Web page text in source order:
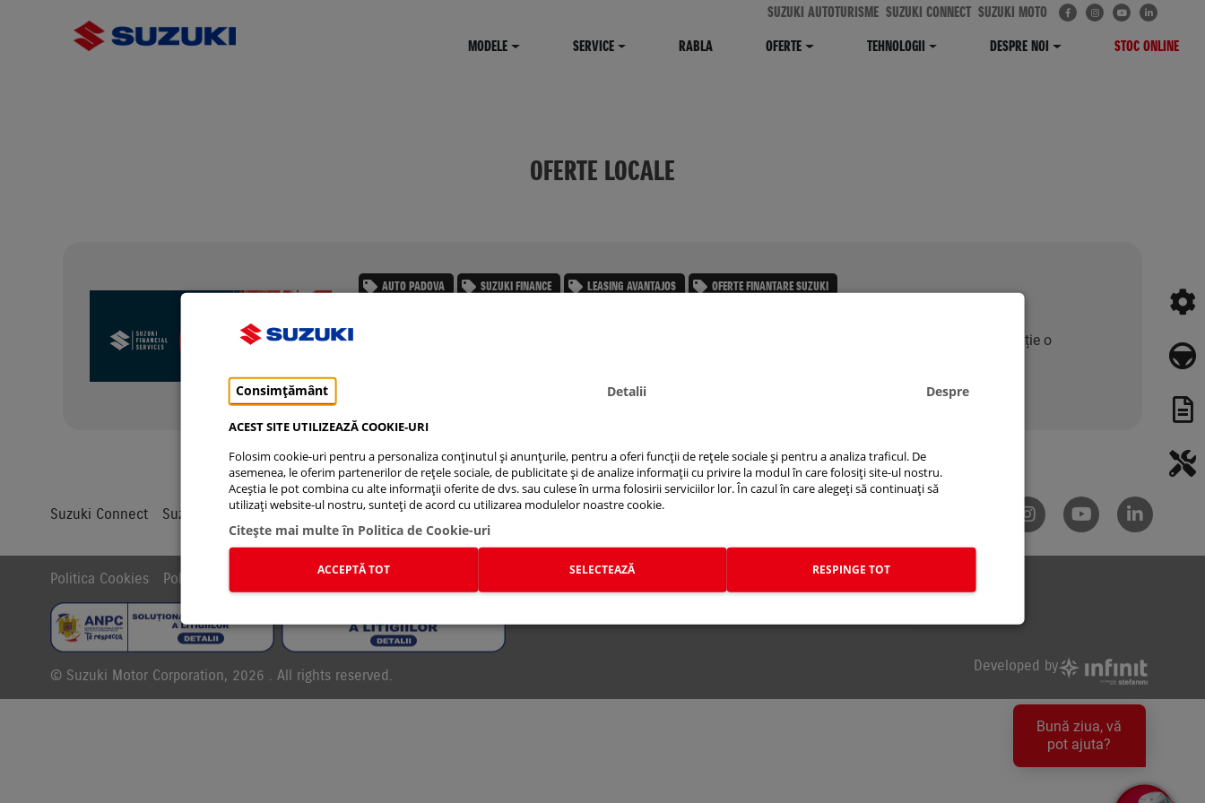
Consimțământ Detalii Despre
ACEST SITE UTILIZEAZĂ COOKIE-URI
Folosim cookie-uri pentru a personaliza conținutul și anunțurile, pentru a oferi funcții de rețele sociale și pentru a analiza traficul. De
asemenea, le oferim partenerilor de rețele sociale, de publicitate și de analize informații cu privire la modul în care folosiți site-ul nostru.
Aceștia le pot combina cu alte informații oferite de dvs. sau culese în urma folosirii serviciilor lor. În cazul în care alegeți să continuați să
utilizați website-ul nostru, sunteți de acord cu utilizarea modulelor noastre cookie.
Citeşte mai multe în Politica de Cookie-uri
ACCEPTĂ TOT SELECTEAZĂ RESPINGE TOT
SUZUKI AUTOTURISME SUZUKI CONNECT SUZUKI MOTO
MODELE
SERVICE RABLA OFERTE TEHNOLOGII DESPRE NOI STOC ONLINE
OFERTE LOCALE
AUTO PADOVA SUZUKI FINANCE LEASING AVANTAJOS OFERTE FINANTARE SUZUKI
Program finanțare Suzuki Financial Services, prin parteneriat cu Impuls Leasing. Suzuki îți pune la dispoziție o
Suzuki Connect Suzuki Autoturisme Suzuki Moto Suzuki Global Stoc Online Service Portal
Politica Cookies Politica de confidentialitate Politica OBFCM Recodificare combustibil Termeni si condiții A.N.P.C. - SAL A.N.P.C
© Suzuki Motor Corporation, 2026 . All rights reserved.
Developed by
Bună ziua, vă
pot ajuta?